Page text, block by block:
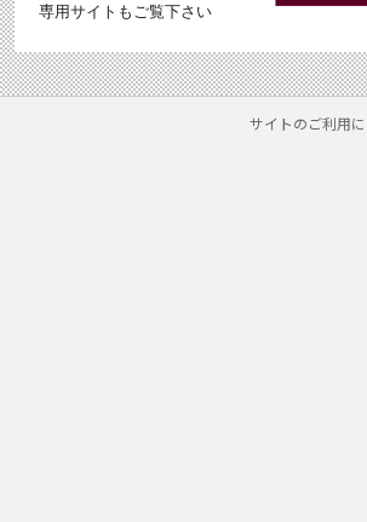
専用サイトもご覧下さい
サイトのご利用